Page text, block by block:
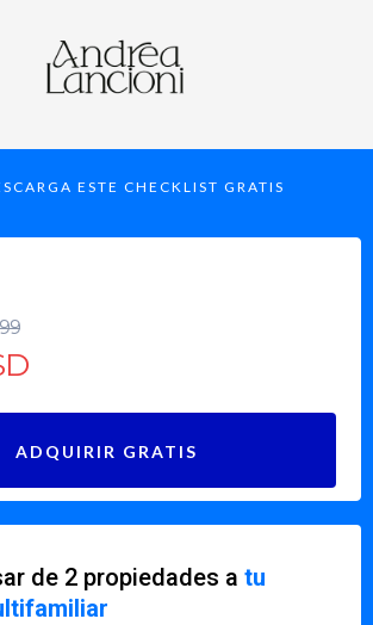
ESTE CHECKLIST GRATIS
ADQUIRIR GRATIS
de 2 propiedades a tu